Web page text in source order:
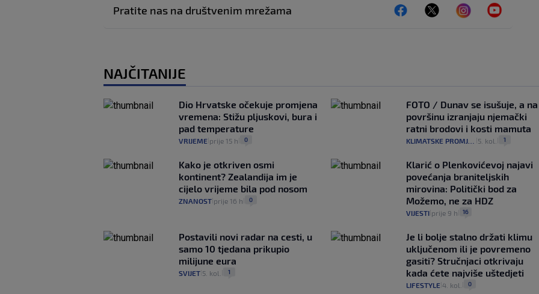
Pratite nas na društvenim mrežama
NAJČITANIJE
Dio Hrvatske očekuje promjena
vremena: Stižu pljuskovi, bura i
pad temperature
VRIJEME prije 15 h 0
FOTO / Dunav se isušuje, a na
površinu izranjaju njemački
ratni brodovi i kosti mamuta
KLIMATSKE PROMJENE 5. kol. 1
Kako je otkriven osmi
kontinent? Zealandija im je
cijelo vrijeme bila pod nosom
ZNANOST prije 16 h 0
Klarić o Plenkovićevoj najavi
povećanja braniteljskih
mirovina: Politički bod za
Možemo, ne za HDZ
VIJESTI| prije 9 h 16
Postavili novi radar na cesti, u
samo 10 tjedana prikupio
milijune eura
SVIJET 5. kol. 1
Je li bolje stalno držati klimu
uključenom ili je povremeno
gasiti? Stručnjaci otkrivaju
kada ćete najviše uštedjeti
LIFESTYLE| 4. kol. 0